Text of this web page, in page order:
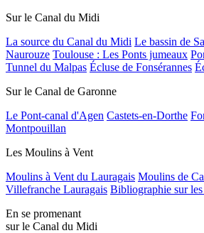
Sur le Canal du Midi
La source du Canal du Midi Le bassin de
Naurouze Toulouse : Les Ponts jumeaux
Tunnel du Malpas Écluse de Fonsérannes
Sur le Canal de Garonne
Le Pont-canal d'Agen Castets-en-Dorthe
Montpouillan
Les Moulins à Vent
Moulins à Vent du Lauragais Moulins de
Villefranche Lauragais Bibliographie sur
En se promenant
sur le Canal du Midi